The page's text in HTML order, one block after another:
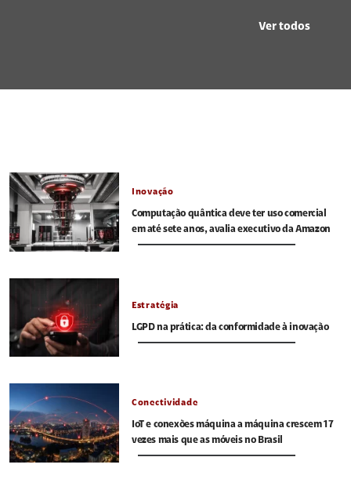
Ver todos
Inovação
Computação quântica deve ter uso comercial
em até sete anos, avalia executivo da Amazon
Estratégia
LGPD na prática: da conformidade à inovação
Conectividade
IoT e conexões máquina a máquina crescem 17
vezes mais que as móveis no Brasil